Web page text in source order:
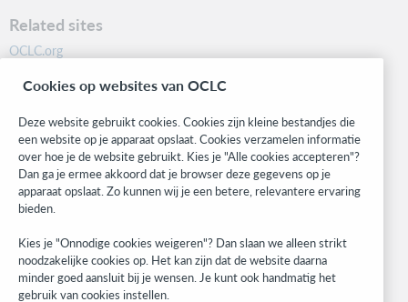
Related sites
OCLC.org
Community
Research
WebJunction
Developer Network
Stay in the know.
Get the latest product updates, research, events, and much more—
right to your inbox.
Subscribe now
Cookies op websites van OCLC
Deze website gebruikt cookies. Cookies zijn kleine bestandjes die
een website op je apparaat opslaat. Cookies verzamelen informatie
over hoe je de website gebruikt. Kies je "Alle cookies accepteren"?
Dan ga je ermee akkoord dat je browser deze gegevens op je
apparaat opslaat. Zo kunnen wij je een betere, relevantere ervaring
bieden.
Kies je "Onnodige cookies weigeren"? Dan slaan we alleen strikt
noodzakelijke cookies op. Het kan zijn dat de website daarna
minder goed aansluit bij je wensen. Je kunt ook handmatig het
gebruik van cookies instellen.